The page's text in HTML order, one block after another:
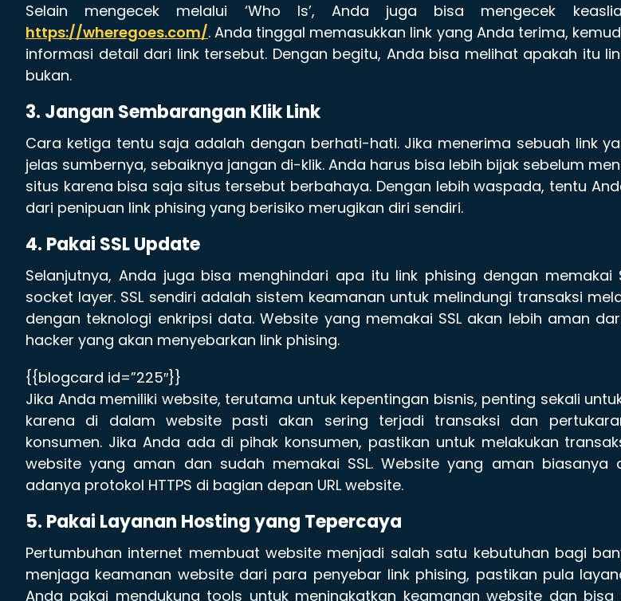
Selain mengecek melalui ‘Who Is’, Anda juga bisa mengecek
https://wheregoes.com/. Anda tinggal memasukkan link yang Anda terima,
informasi detail dari link tersebut. Dengan begitu, Anda bisa melihat apakah itu
bukan.
3. Jangan Sembarangan Klik Link
Cara ketiga tentu saja adalah dengan berhati-hati. Jika menerima sebuah link
jelas sumbernya, sebaiknya jangan di-klik. Anda harus bisa lebih bijak sebelum
situs karena bisa saja situs tersebut berbahaya. Dengan lebih waspada, tentu
dari penipuan link phising yang berisiko merugikan diri sendiri.
4. Pakai SSL Update
Selanjutnya, Anda juga bisa menghindari apa itu link phising dengan memakai
socket layer. SSL sendiri adalah sistem keamanan untuk melindungi transaksi
dengan teknologi enkripsi data. Website yang memakai SSL akan lebih aman
hacker yang akan menyebarkan link phising.
{{blogcard id=”225″}}
Jika Anda memiliki website, terutama untuk kepentingan bisnis, penting sekali
karena di dalam website pasti akan sering terjadi transaksi dan
konsumen. Jika Anda ada di pihak konsumen, pastikan untuk melakukan
website yang aman dan sudah memakai SSL. Website yang aman biasanya
adanya protokol HTTPS di bagian depan URL website.
5. Pakai Layanan Hosting yang Tepercaya
Pertumbuhan internet membuat website menjadi salah satu kebutuhan bagi
menjaga keamanan website dari para penyebar link phising, pastikan pula
Anda pakai mendukung tools untuk meningkatkan keamanan website dan bisa